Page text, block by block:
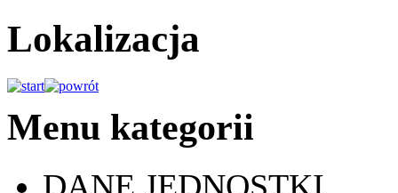
Lokalizacja
Menu kategorii